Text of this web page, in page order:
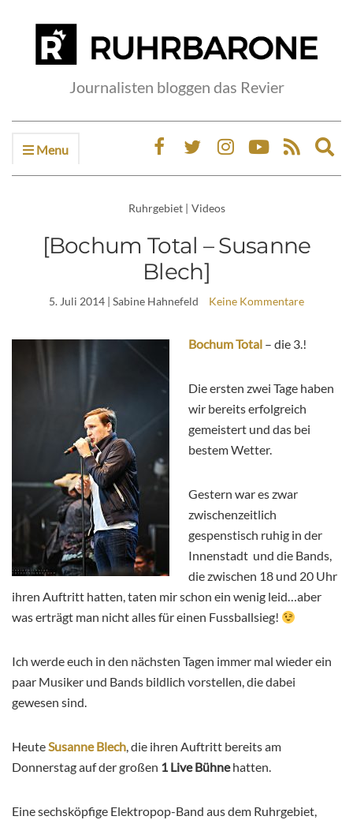
Journalisten bloggen das Revier
Menu
Ruhrgebiet | Videos
[Bochum Total – Susanne
Blech]
5. Juli 2014 | Sabine Hahnefeld Keine Kommentare
Bochum Total – die 3.!
Die ersten zwei Tage haben
wir bereits erfolgreich
gemeistert und das bei
bestem Wetter.
Gestern war es zwar
zwischenzeitlich
gespenstisch ruhig in der
Innenstadt und die Bands,
die zwischen 18 und 20 Uhr
ihren Auftritt hatten, taten mir schon ein wenig leid…aber
was erträgt man nicht alles für einen Fussballsieg!
Ich werde euch in den nächsten Tagen immer mal wieder ein
paar Musiker und Bands bildlich vorstellen, die dabei
gewesen sind.
HeuteSusanne Blech, die ihren Auftritt bereits am
Donnerstag auf der großen 1 Live Bühnehatten.
Eine sechsköpfige Elektropop-Band aus dem Ruhrgebiet,